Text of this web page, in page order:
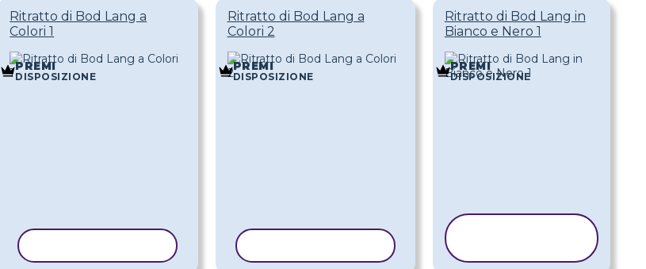
Ritratto di Bod Lang a
Colori 1
PREMI
DISPOSIZIONE
Ritratto di Bod Lang a
Colori 2
PREMI
DISPOSIZIONE
Ritratto di Bod Lang in
Bianco e Nero 1
PREMI
DISPOSIZIONE